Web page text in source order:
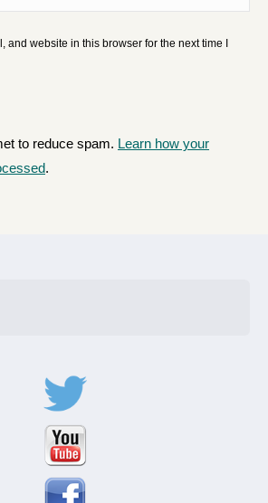
and website in this browser for the next time I
to reduce spam. Learn how your
.